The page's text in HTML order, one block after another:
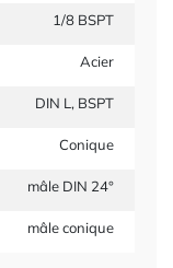
1/8 BSPT
Acier
DIN L, BSPT
Conique
mâle DIN 24°
mâle conique